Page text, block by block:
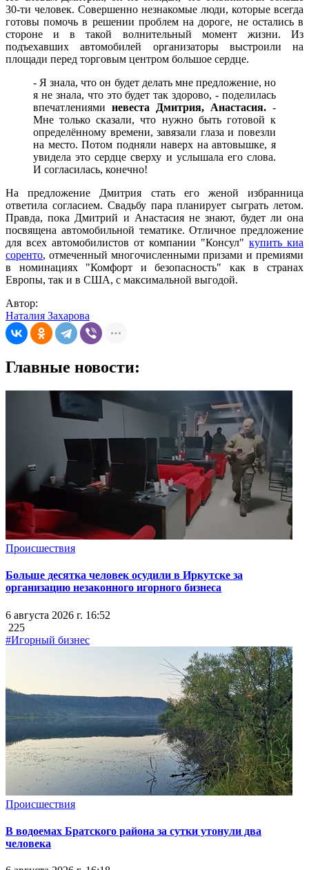
30-ти человек. Совершенно незнакомые люди, которые всегда
готовы помочь в решении проблем на дороге, не остались в
стороне и в такой волнительный момент жизни. Из
подъехавших автомобилей организаторы выстроили на
площади перед торговым центром большое сердце.
- Я знала, что он будет делать мне предложение, но
я не знала, что это будет так здорово, - поделилась
впечатлениями невеста Дмитрия, Анастасия. -
Мне только сказали, что нужно быть готовой к
определённому времени, завязали глаза и повезли
на место. Потом подняли наверх на автовышке, я
увидела это сердце сверху и услышала его слова.
И согласилась, конечно!
На предложение Дмитрия стать его женой избранница
ответила согласием. Свадьбу пара планирует сыграть летом.
Правда, пока Дмитрий и Анастасия не знают, будет ли она
посвящена автомобильной тематике. Отличное предложение
для всех автомобилистов от компании "Консул" купить киа
соренто, отмеченный многочисленными призами и премиями
в номинациях "Комфорт и безопасность" как в странах
Европы, так и в США, с максимальной выгодой.
Автор:
Наталия Захарова
Главные новости:
Происшествия
Больше десятка человек осудили в Иркутске за
организацию незаконного игорного бизнеса
6 августа 2026 г. 16:52
225
#Игорный бизнес
Происшествия
В водоемах Братского района за сутки утонули два
человека